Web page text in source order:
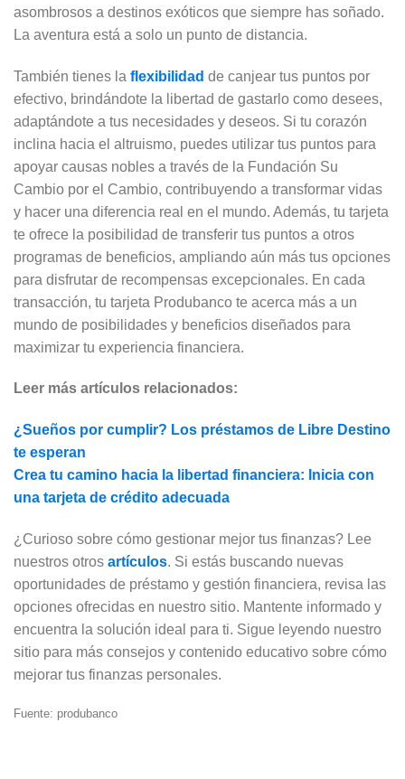
asombrosos a destinos exóticos que siempre has soñado.
La aventura está a solo un punto de distancia.
También tienes la flexibilidad de canjear tus puntos por
efectivo, brindándote la libertad de gastarlo como desees,
adaptándote a tus necesidades y deseos. Si tu corazón
inclina hacia el altruismo, puedes utilizar tus puntos para
apoyar causas nobles a través de la Fundación Su
Cambio por el Cambio, contribuyendo a transformar vidas
y hacer una diferencia real en el mundo. Además, tu tarjeta
te ofrece la posibilidad de transferir tus puntos a otros
programas de beneficios, ampliando aún más tus opciones
para disfrutar de recompensas excepcionales. En cada
transacción, tu tarjeta Produbanco te acerca más a un
mundo de posibilidades y beneficios diseñados para
maximizar tu experiencia financiera.
Leer más artículos relacionados:
¿Sueños por cumplir? Los préstamos de Libre Destino
te esperan
Crea tu camino hacia la libertad financiera: Inicia con
una tarjeta de crédito adecuada
¿Curioso sobre cómo gestionar mejor tus finanzas? Lee
nuestros otros artículos. Si estás buscando nuevas
oportunidades de préstamo y gestión financiera, revisa las
opciones ofrecidas en nuestro sitio. Mantente informado y
encuentra la solución ideal para ti. Sigue leyendo nuestro
sitio para más consejos y contenido educativo sobre cómo
mejorar tus finanzas personales.
Fuente: produbanco